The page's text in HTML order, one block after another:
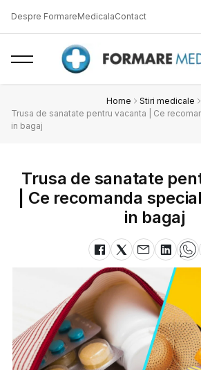
Despre FormareMedicalaContact
Home
Stiri medicale
Trusa de sanatate pentru vacanta | Ce
in bagaj
Trusa de sanatate
| Ce recomanda
in bagaj